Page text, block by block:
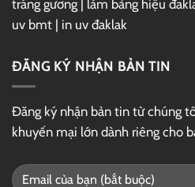
tráng gương | làm bảng hiệu
uv bmt | in uv đaklak
ĐĂNG KÝ NHẬN BẢN TIN
Đăng ký nhận bản tin từ chúng
khuyến mại lớn dành riêng cho